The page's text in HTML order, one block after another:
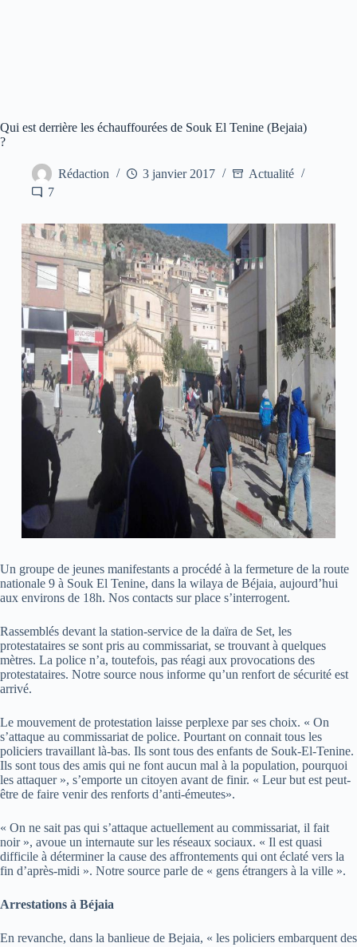
Qui est derrière les échauffourées de Souk El Tenine (Bejaia)
?
Rédaction 3 janvier 2017
Actualité
7
Un groupe de jeunes manifestants a procédé à la fermeture de la route
nationale 9 à Souk El Tenine, dans la wilaya de Béjaia, aujourd’hui
aux environs de 18h. Nos contacts sur place s’interrogent.
Rassemblés devant la station-service de la daïra de Set, les
protestataires se sont pris au commissariat, se trouvant à quelques
mètres. La police n’a, toutefois, pas réagi aux provocations des
protestataires. Notre source nous informe qu’un renfort de sécurité est
arrivé.
Le mouvement de protestation laisse perplexe par ses choix. « On
s’attaque au commissariat de police. Pourtant on connait tous les
policiers travaillant là-bas. Ils sont tous des enfants de Souk-El-Tenine.
Ils sont tous des amis qui ne font aucun mal à la population, pourquoi
les attaquer », s’emporte un citoyen avant de finir. « Leur but est peut-
être de faire venir des renforts d’anti-émeutes».
« On ne sait pas qui s’attaque actuellement au commissariat, il fait
noir », avoue un internaute sur les réseaux sociaux. « Il est quasi
difficile à déterminer la cause des affrontements qui ont éclaté vers la
fin d’après-midi ». Notre source parle de « gens étrangers à la ville ».
Arrestations à Béjaia
En revanche, dans la banlieue de Bejaia, « les policiers embarquent des